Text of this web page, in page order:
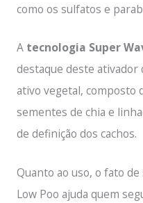
como os sulfatos e
Atecnologia Super
destaque deste ativador
ativo vegetal, composto
sementes de chia e
de definição dos cachos.
Quanto ao uso, o fato
Low Poo ajuda quem